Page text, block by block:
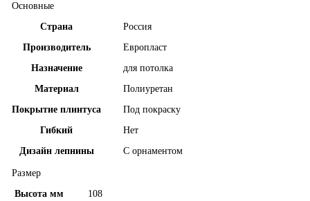
Основные
Страна
Россия
Производитель
Европласт
Назначение
для потолка
Материал
Полиуретан
Покрытие плинтуса
Под покраску
Гибкий
Нет
Дизайн лепнины
С орнаментом
Размер
Высота мм
108